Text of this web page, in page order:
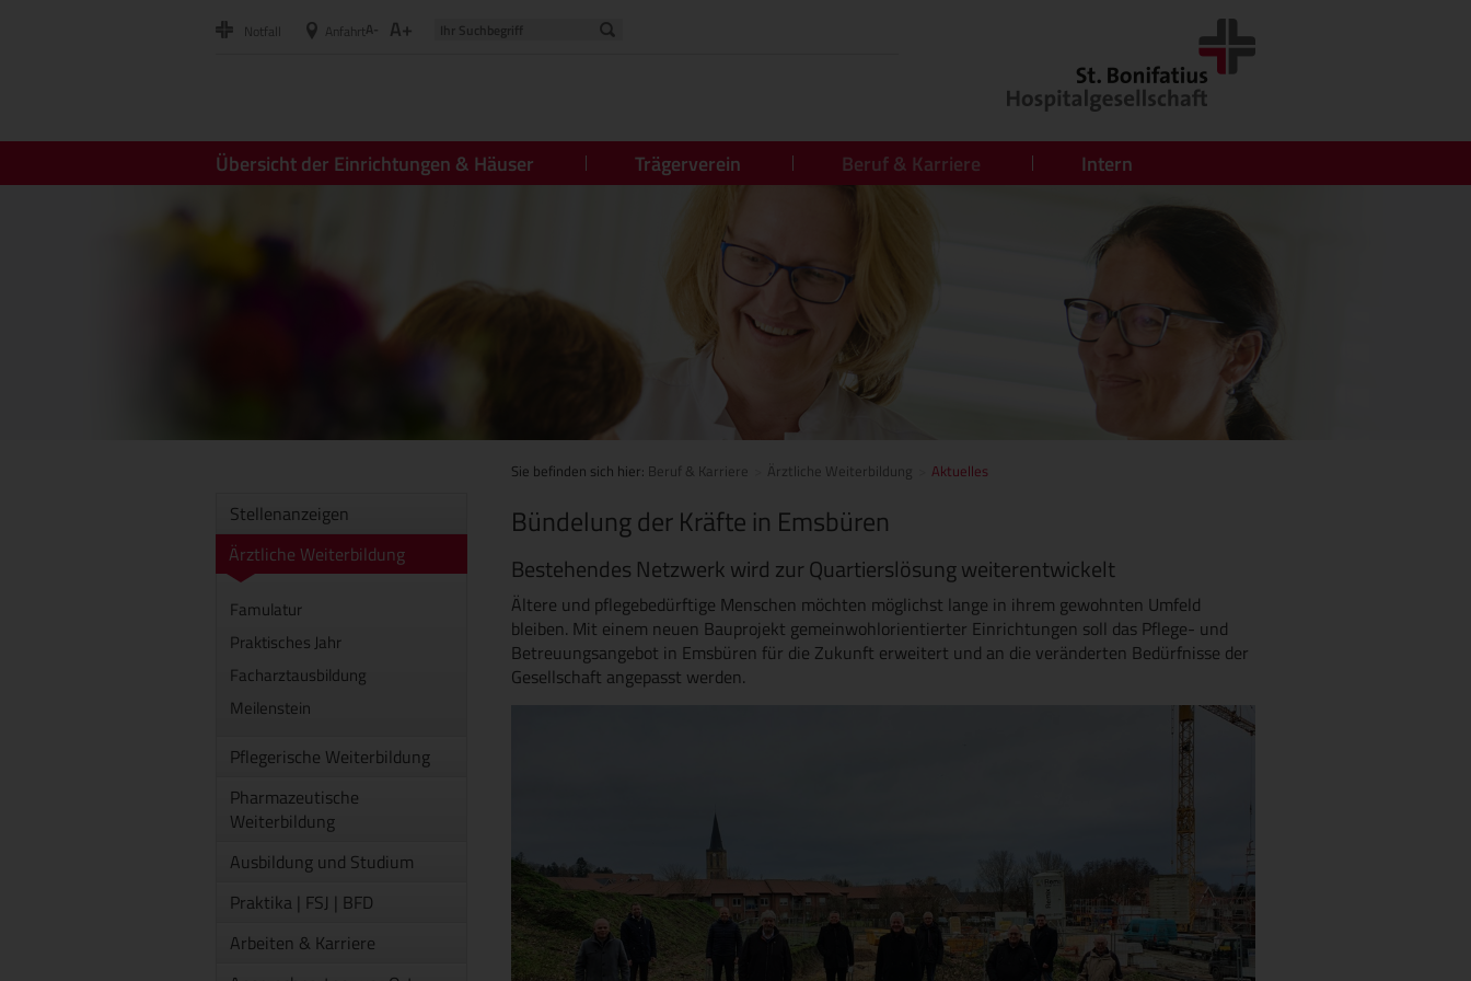
Notfall AnfahrtA- A+
Übersicht der Einrichtungen & Häuser Trägerverein Beruf & Karriere Intern
Sie befinden sich hier: Beruf & Karriere Ärztliche Weiterbildung Aktuelles
Stellenanzeigen
Ärztliche Weiterbildung
Famulatur
Praktisches Jahr
Facharztausbildung
Meilenstein
Pflegerische Weiterbildung
Pharmazeutische
Weiterbildung
Ausbildung und Studium
Praktika | FSJ | BFD
Arbeiten & Karriere
Bündelung der Kräfte in Emsbüren
Bestehendes Netzwerk wird zur Quartierslösung weiterentwickelt
Ältere und pflegebedürftige Menschen möchten möglichst lange in ihrem gewohnten Umfeld
bleiben. Mit einem neuen Bauprojekt gemeinwohlorientierter Einrichtungen soll das Pflege- und
Betreuungsangebot in Emsbüren für die Zukunft erweitert und an die veränderten Bedürfnisse der
Gesellschaft angepasst werden.